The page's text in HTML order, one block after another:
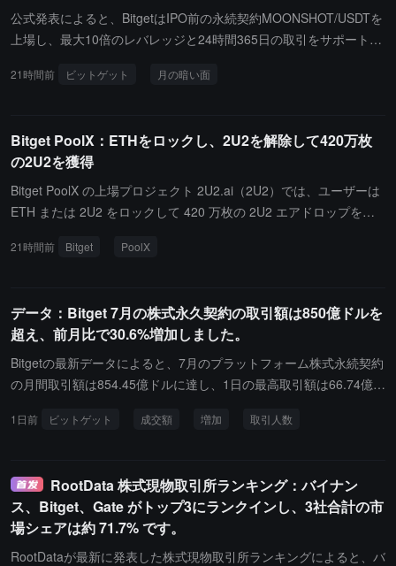
公式発表によると、BitgetはIPO前の永続契約MOONSHOT/USDTを
上場し、最大10倍のレバレッジと24時間365日の取引をサポートし
り、Kimiシリーズ製品で知られ、アリババやテンセントなどの機関
21時間前 ビットゲット 月の暗い面
Bitget PoolX：ETHをロックし、2U2を解除して420万枚
の2U2を獲得
Bitget PoolX の上場プロジェクト 2U2.ai（2U2）では、ユーザーは
ETH または 2U2 をロックして 420 万枚の 2U2 エアドロップを分
80 万枚の 2U2 で、個人のロック上限は 1,500 ETH です；2U2 ロ
8 月 11 日 20:00（UTC+8）までです。さらに、活動期間中に ETH
の純入金額が正のユーザーは、PoolX の活動終了後に 3% の ETH
投資利息クーポンを受け取ることができます；初めて PoolX に参加
し、純入金条件を満たすユーザーは、12% の ETH 利息クーポンを
21時間前 Bitget PoolX
データ：Bitget 7月の株式永久契約の取引額は850億ドルを
超え、前月比で30.6%増加しました。
Bitgetの最新データによると、7月のプラットフォーム株式永続契約
の月間取引額は854.45億ドルに達し、1日の最高取引額は66.74億ド
数は前月比で31.4%増加し、取引件数は前月比で130%増加しまし
1日前 ビットゲット 成交額 増加 取引人数
RootData 株式現物取引所ランキング：バイナン
ス、Bitget、Gate がトップ3にランクインし、3社合計の市
場シェアは約 71.7% です。
RootDataが最新に発表した株式現物取引所ランキングによると、バ